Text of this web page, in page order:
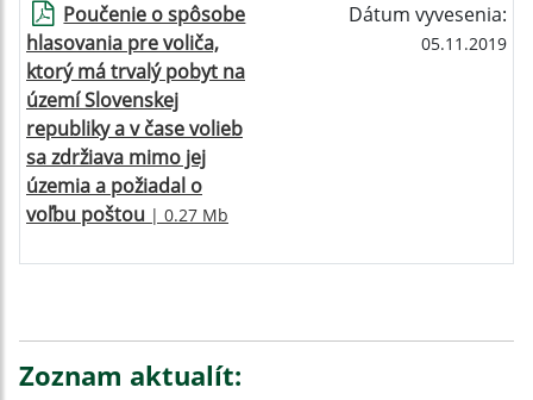
Poučenie o spôsobe
hlasovania pre voliča,
ktorý má trvalý pobyt na
území Slovenskej
republiky a v čase volieb
sa zdržiava mimo jej
územia a požiadal o
voľbu poštou | 0.27 Mb
Dátum vyvesenia:
05.11.2019
Zoznam aktualít: